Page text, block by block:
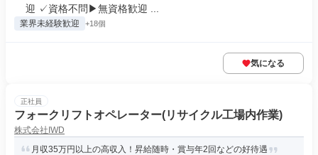
迎 ✓資格不問▶無資格歓迎 ...
業界未経験歓迎 +18個
気になる
正社員
フォークリフトオペレーター(リサイクル工場内作業)
株式会社IWD
月収35万円以上の高収入！昇給随時・賞与年2回などの好待遇